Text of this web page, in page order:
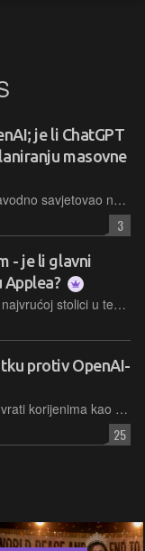
je li ChatGPT
masovne
Nakon što je ChatGPT navodno savjetovao napadača uoči masovne pucnjave na sveučilištu, tužitelj na Floridi pokrenuo je kaznenu istragu protiv tvrtke OpenAI kako bi se utvrdila njihova odgovornost.
3
- je li glavni
Tim Cook danas sjedi na najvrućoj stolici u tehnološkoj industriji. Nakon 14 godina na čelu Applea, 64-godišnji izvršni direktor suočava se s pitanjem: je li on osobno odgovoran za probleme u koje je doveo jednu od najvrjednijih tvrtki na svijetu?
protiv OpenAI-
Musk traži da se OpenAI vrati korijenima kao neprofitna organizacija. Sud je odbio zahtjev za privremenom zabranom jer Musk nije uspio dokazati neposrednu štetu koja bi opravdala takvu mjeru
25